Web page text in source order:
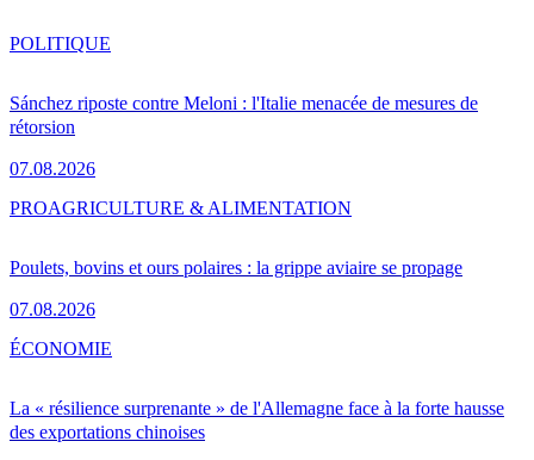
Sánchez riposte contre Meloni : l'Italie menacée de mesures de
rétorsion
07.08.2026
POLITIQUE
Poulets, bovins et ours polaires : la grippe aviaire se propage
07.08.2026
PROAGRICULTURE & ALIMENTATION
La « résilience surprenante » de l'Allemagne face à la forte hausse
des exportations chinoises
ÉCONOMIE